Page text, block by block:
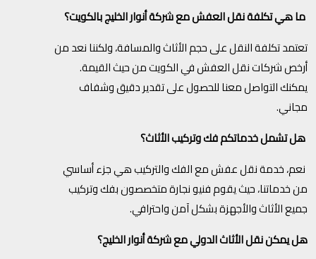
ما هي تكلفة نقل العفش مع شركة أنوار الخليج بالكويت؟
تعتمد تكلفة النقل على حجم الأثاث والمسافة، ولكننا نعد من
أرخص شركات نقل العفش في الكويت من حيث القيمة.
يمكنك التواصل معنا للحصول على تقدير دقيق وشفاف
مجاني.
هل تشمل خدماتكم فك وتركيب الأثاث؟
نعم، خدمة نقل عفش مع الفك والتركيب هي جزء أساسي
من خدماتنا، حيث يقوم فنيو نجارة متخصصون بفك وتركيب
جميع الأثاث والأجهزة بشكل آمن واحترافي.
هل يمكن نقل الأثاث الدولي مع شركة أنوار الخليج؟